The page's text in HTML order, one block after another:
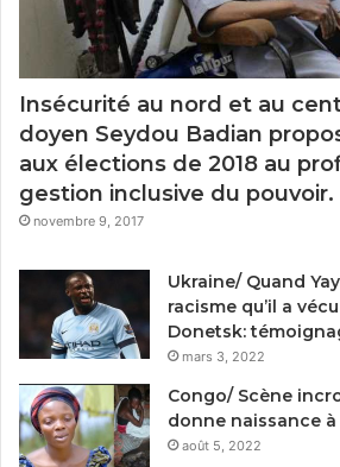
Insécurité au nord et au
doyen Seydou Badian
aux élections de 2018 au
gestion inclusive du pouvoir.
novembre 9, 2017
Ukraine/ Quand
racisme qu’il a
Donetsk:
mars 3, 2022
Congo/ Scène
donne naissance
août 5, 2022